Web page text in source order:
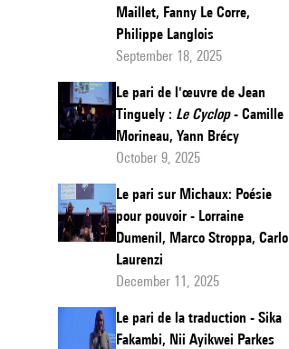
Maillet, Fanny Le Corre,
Philippe Langlois
September 18, 2025
Le pari de l'œuvre de Jean
Tinguely : Le Cyclop- Camille
Morineau, Yann Brécy
October 9, 2025
Le pari sur Michaux: Poésie
pour pouvoir - Lorraine
Dumenil, Marco Stroppa, Carlo
Laurenzi
December 11, 2025
Le pari de la traduction - Sika
Fakambi, Nii Ayikwei Parkes